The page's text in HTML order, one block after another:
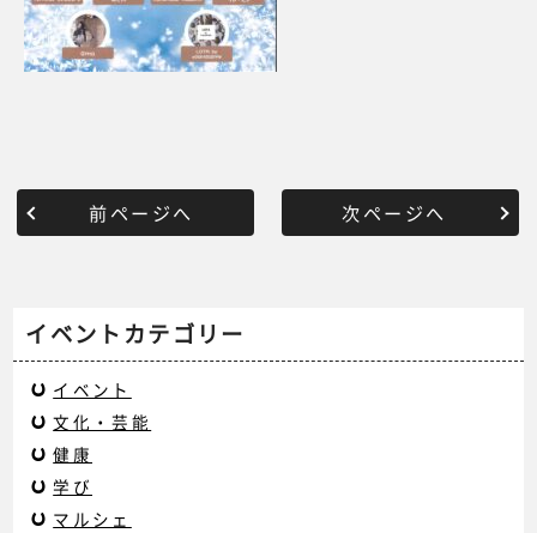
前ページへ 次ページへ
イベントカテゴリー
イベント
文化・芸能
健康
学び
マルシェ